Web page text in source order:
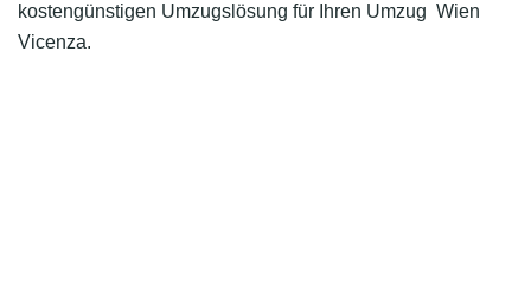
kostengünstigen Umzugslösung für Ihren Umzug Wien
Vicenza.